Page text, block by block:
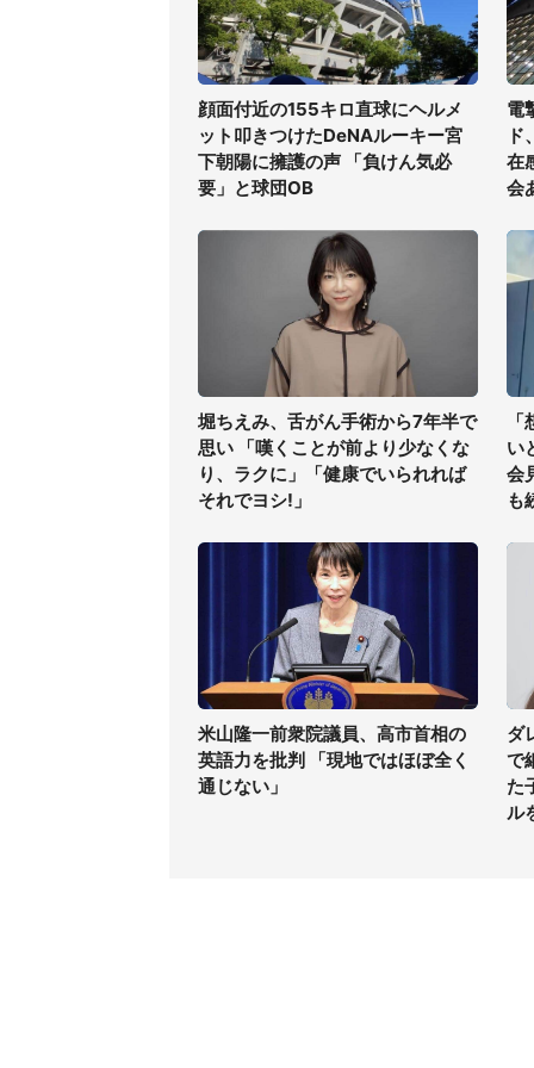
顔面付近の155キロ直球にヘルメ
ット叩きつけたDeNAルーキー宮
下朝陽に擁護の声 「負けん気必
要」と球団OB
電
ド
在
会
堀ちえみ、舌がん手術から7年半で
思い 「嘆くことが前より少なくな
り、ラクに」「健康でいられれば
それでヨシ!」
い
会
も
米山隆一前衆院議員、高市首相の
英語力を批判 「現地ではほぼ全く
通じない」
ダ
で
た
ル